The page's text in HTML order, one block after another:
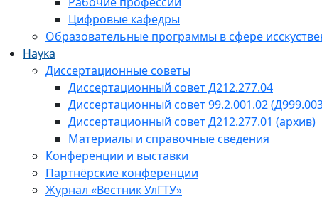
Цифровые кафедры
Образовательные программы в сфере
Наука
Диссертационные советы
Диссертационный совет Д212.277.04
Диссертационный совет 99.2.001.02
Диссертационный совет Д212.277.01 (архив)
Материалы и справочные сведения
Конференции и выставки
Партнёрские конференции
Журнал «Вестник УлГТУ»